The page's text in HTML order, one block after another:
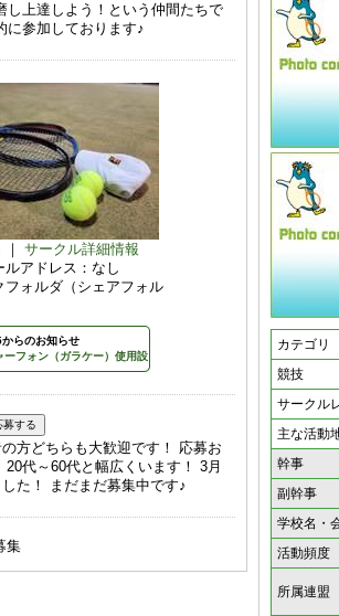
し上達しよう！という仲間たちで
に参加しております♪
サークル詳細情報
アドレス：なし
フォルダ（シェアフォル
らのお知らせ
ーフォン（ガラケー）使用設
方どちらも大歓迎です！ 応募お
代～60代と幅広くいます！ 3月
た！ まだまだ募集中です♪
集
カテゴリ
競技
サークル
主な活動
幹事
副幹事
学校名・
活動頻度
所属連盟